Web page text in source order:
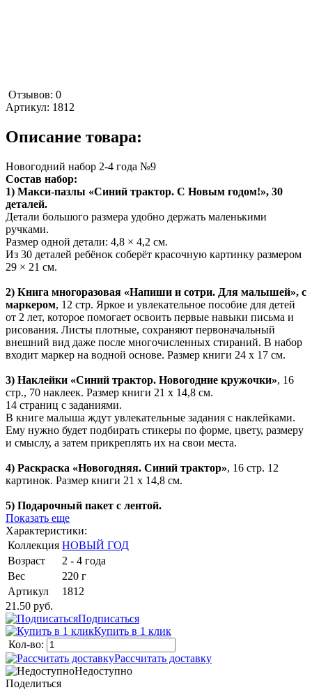
Отзывов: 0
Артикул: 1812
Описание товара:
Новогодний набор 2-4 года №9
Состав набор:
1) Макси-пазлы «Синий трактор. С Новым годом!», 30
деталей.
Детали большого размера удобно держать маленькими
ручками.
Размер одной детали: 4,8 × 4,2 см.
Из 30 деталей ребёнок соберёт красочную картинку размером
29 × 21 см.
2) Книга многоразовая «Напиши и сотри. Для малышей», с
маркером, 12 стр. Яркое и увлекательное пособие для детей
от 2 лет, которое помогает освоить первые навыки письма и
рисования. Листы плотные, сохраняют первоначальный
внешний вид даже после многочисленных стираний. В набор
входит маркер на водной основе. Размер книги 24 х 17 см.
3) Наклейки «Синий трактор. Новогодние кружочки», 16
стр., 70 наклеек. Размер книги 21 х 14,8 см.
14 страниц с заданиями.
В книге малыша ждут увлекательные задания с наклейками.
Ему нужно будет подбирать стикеры по форме, цвету, размеру
и смыслу, а затем прикреплять их на свои места.
4) Раскраска «Новогодняя. Синий трактор», 16 стр. 12
картинок. Размер книги 21 х 14,8 см.
5) Подарочный пакет с лентой.
Показать еще
Характеристики:
Коллекция НОВЫЙ ГОД
Возраст
2 - 4 года
Вес
220 г
Артикул
1812
21.50 руб.
Подписаться
Купить в 1 клик
Кол-во:
Рассчитать доставку
Недоступно
Поделиться